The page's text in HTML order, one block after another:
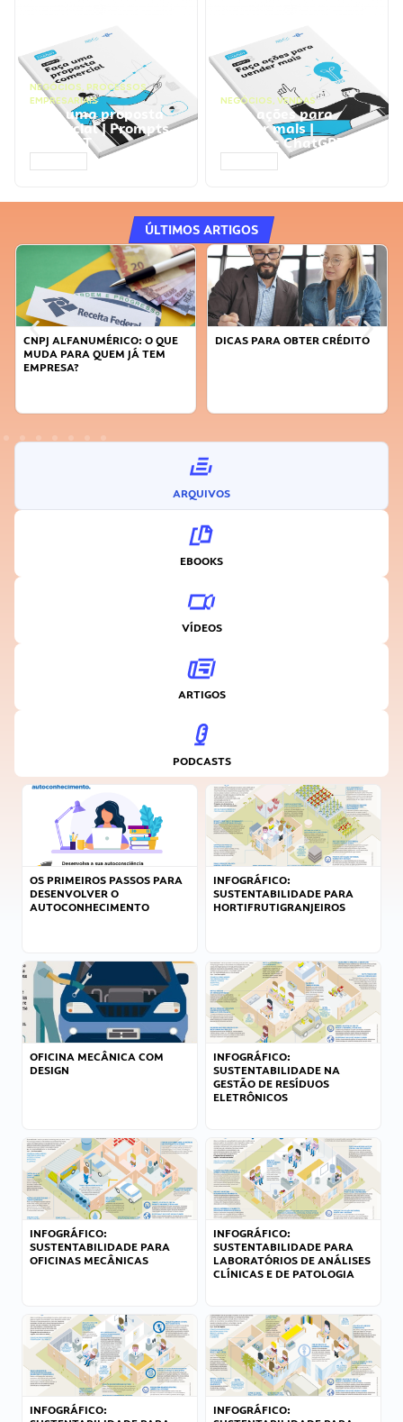
NEGÓCIOS, PROCESSOS
EMPRESARIAIS
Faça uma proposta
comercial | Prompts
ChatGPT
NEGÓCIOS, VENDAS
Faça ações para
vender mais |
Prompts ChatGPT
ÚLTIMOS ARTIGOS
DICAS PARA OBTER CRÉDITO
FAÇA A DIFERENÇA: SEJA
ARQUIVOS
EBOOKS
VÍDEOS
ARTIGOS
PODCASTS
OS PRIMEIROS PASSOS PARA
DESENVOLVER O
AUTOCONHECIMENTO
INFOGRÁFICO:
SUSTENTABILIDADE PARA
HORTIFRUTIGRANJEIROS
OFICINA MECÂNICA COM
DESIGN
INFOGRÁFICO:
SUSTENTABILIDADE NA
GESTÃO DE RESÍDUOS
ELETRÔNICOS
INFOGRÁFICO:
SUSTENTABILIDADE PARA
OFICINAS MECÂNICAS
INFOGRÁFICO:
SUSTENTABILIDADE PARA
LABORATÓRIOS DE ANÁLISES
CLÍNICAS E DE PATOLOGIA
INFOGRÁFICO:
INFOGRÁFICO: